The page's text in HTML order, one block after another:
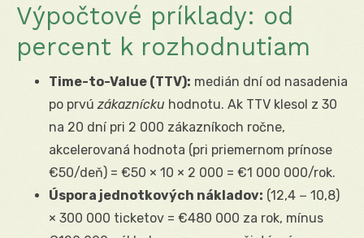
Výpočtové príklady: od
percent k rozhodnutiam
Time-to-Value (TTV): medián dní od nasadenia
po prvú zákaznícku hodnotu. Ak TTV klesol z 30
na 20 dní pri 2 000 zákazníkoch ročne,
akcelerovaná hodnota (pri priemernom prínose
€50/deň) = €50 × 10 × 2 000 = €1 000 000/rok.
Úspora jednotkových nákladov: (12,4 − 10,8)
× 300 000 ticketov = €480 000 za rok, mínus